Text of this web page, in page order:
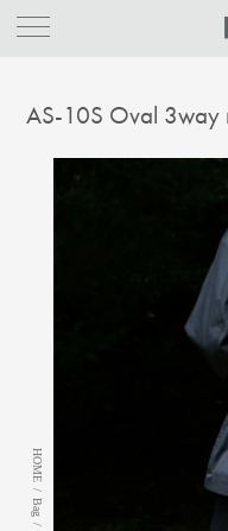
AS-10S Oval 3way
HOME
/
Bag
/